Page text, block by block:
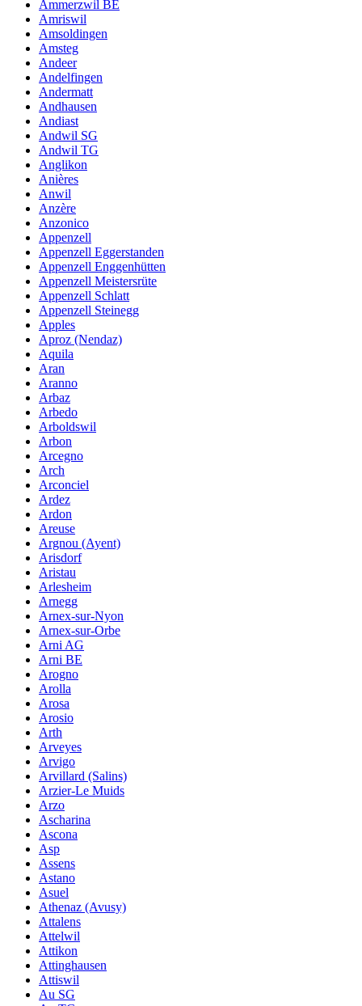
Ammerzwil BE
Amriswil
Amsoldingen
Amsteg
Andeer
Andelfingen
Andermatt
Andhausen
Andiast
Andwil SG
Andwil TG
Anglikon
Anières
Anwil
Anzère
Anzonico
Appenzell
Appenzell Eggerstanden
Appenzell Enggenhütten
Appenzell Meistersrüte
Appenzell Schlatt
Appenzell Steinegg
Apples
Aproz (Nendaz)
Aquila
Aran
Aranno
Arbaz
Arbedo
Arboldswil
Arbon
Arcegno
Arch
Arconciel
Ardez
Ardon
Areuse
Argnou (Ayent)
Arisdorf
Aristau
Arlesheim
Arnegg
Arnex-sur-Nyon
Arnex-sur-Orbe
Arni AG
Arni BE
Arogno
Arolla
Arosa
Arosio
Arth
Arveyes
Arvigo
Arvillard (Salins)
Arzier-Le Muids
Arzo
Ascharina
Ascona
Asp
Assens
Astano
Asuel
Athenaz (Avusy)
Attalens
Attelwil
Attikon
Attinghausen
Attiswil
Au SG